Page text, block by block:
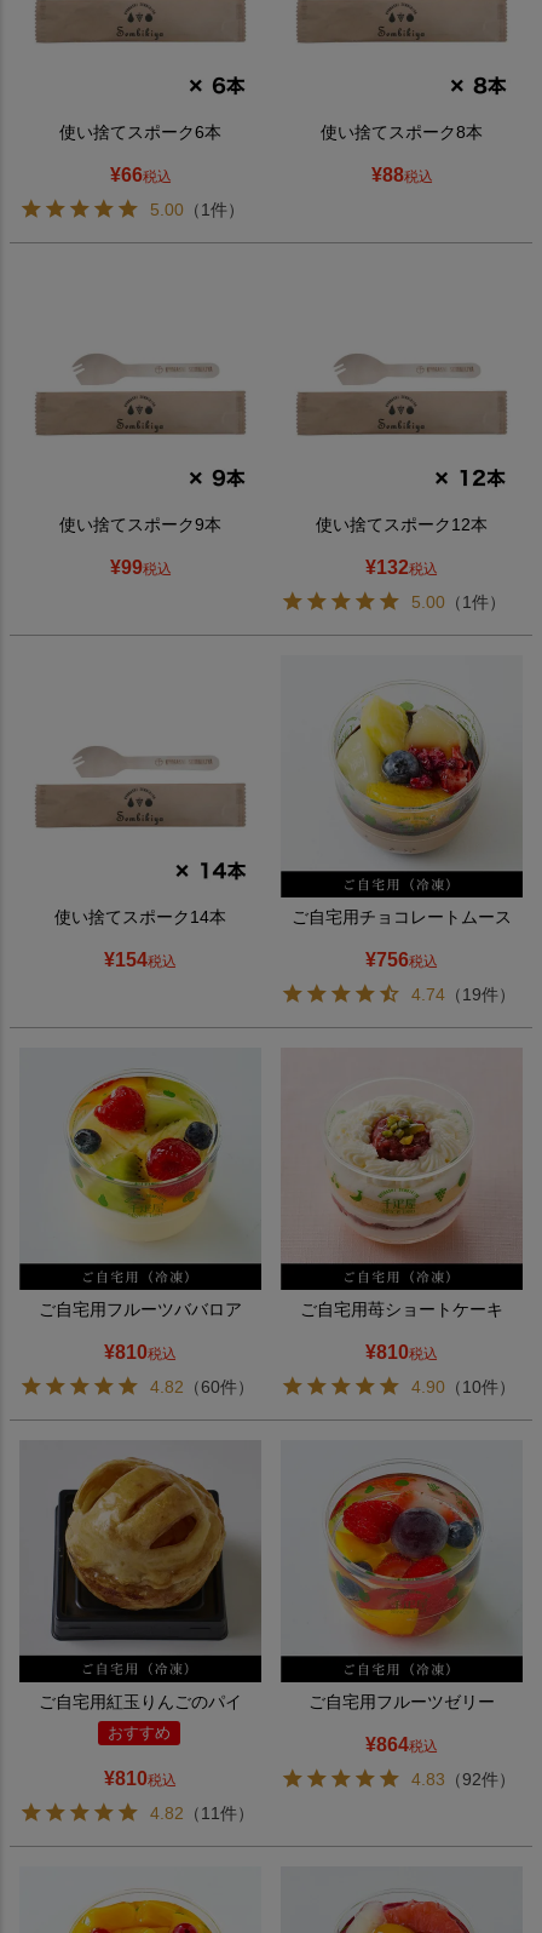
使い捨てスポーク6本
¥66税込
5.00 （1件）
使い捨てスポーク8本
¥88税込
使い捨てスポーク9本
¥99税込
使い捨てスポーク12本
¥132税込
5.00 （1件）
使い捨てスポーク14本
¥154税込
ご自宅用チョコレートムース
¥756税込
4.74 （19件）
ご自宅用フルーツババロア
¥810税込
4.82 （60件）
ご自宅用苺ショートケーキ
¥810税込
4.90 （10件）
ご自宅用紅玉りんごのパイ
おすすめ
¥810税込
4.82 （11件）
ご自宅用フルーツゼリー
¥864税込
4.83 （92件）